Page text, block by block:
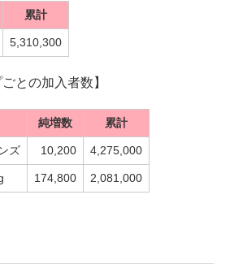
累計
5,310,300
との加入者数】
純増数 累計
ズ 10,200 4,275,000
174,800 2,081,000